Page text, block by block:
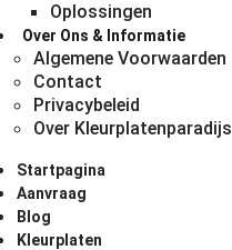
Oplossingen
Over Ons & Informatie
Algemene Voorwaarden
Contact
Privacybeleid
Over Kleurplatenparadijs
Startpagina
Aanvraag
Blog
Kleurplaten